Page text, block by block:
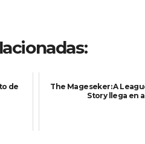
de
The Mageseker: A
Story llega en